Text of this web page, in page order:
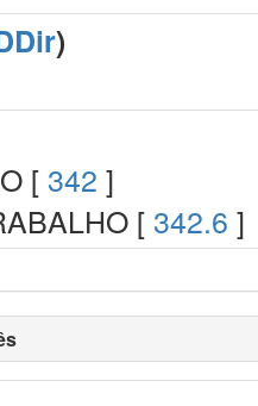
)
[ 342 ]
[ 342.6 ]